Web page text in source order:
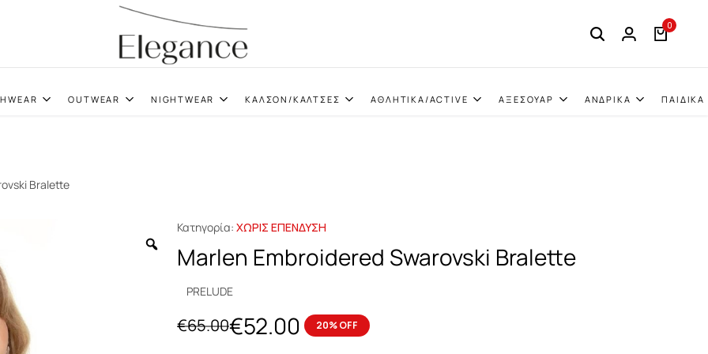
0
OUTWEAR NIGHTWEAR ΚΑΛΣΟΝ/ΚΑΛΤΣΕΣ ΑΘΛΗΤΙΚΑ/ACTIVE ΑΞΕΣΟΥΑΡ ΑΝΔΡΙΚΑ ΠΑΙΔΙΚΑ
Bralette
Κατηγορία: ΧΩΡΙΣ ΕΠΕΝΔΥΣΗ
Marlen Embroidered Swarovski Bralette
PRELUDE
€65.00€52.00 20% OFF